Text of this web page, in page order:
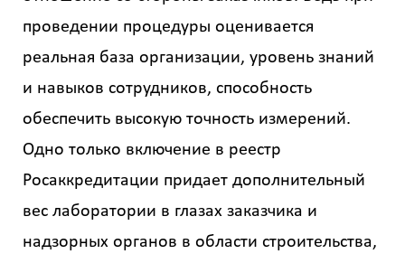
проведении процедуры оценивается
реальная база организации, уровень знаний
и навыков сотрудников, способность
обеспечить высокую точность измерений.
Одно только включение в реестр
Росаккредитации придает дополнительный
вес лаборатории в глазах заказчика и
надзорных органов в области строительства,